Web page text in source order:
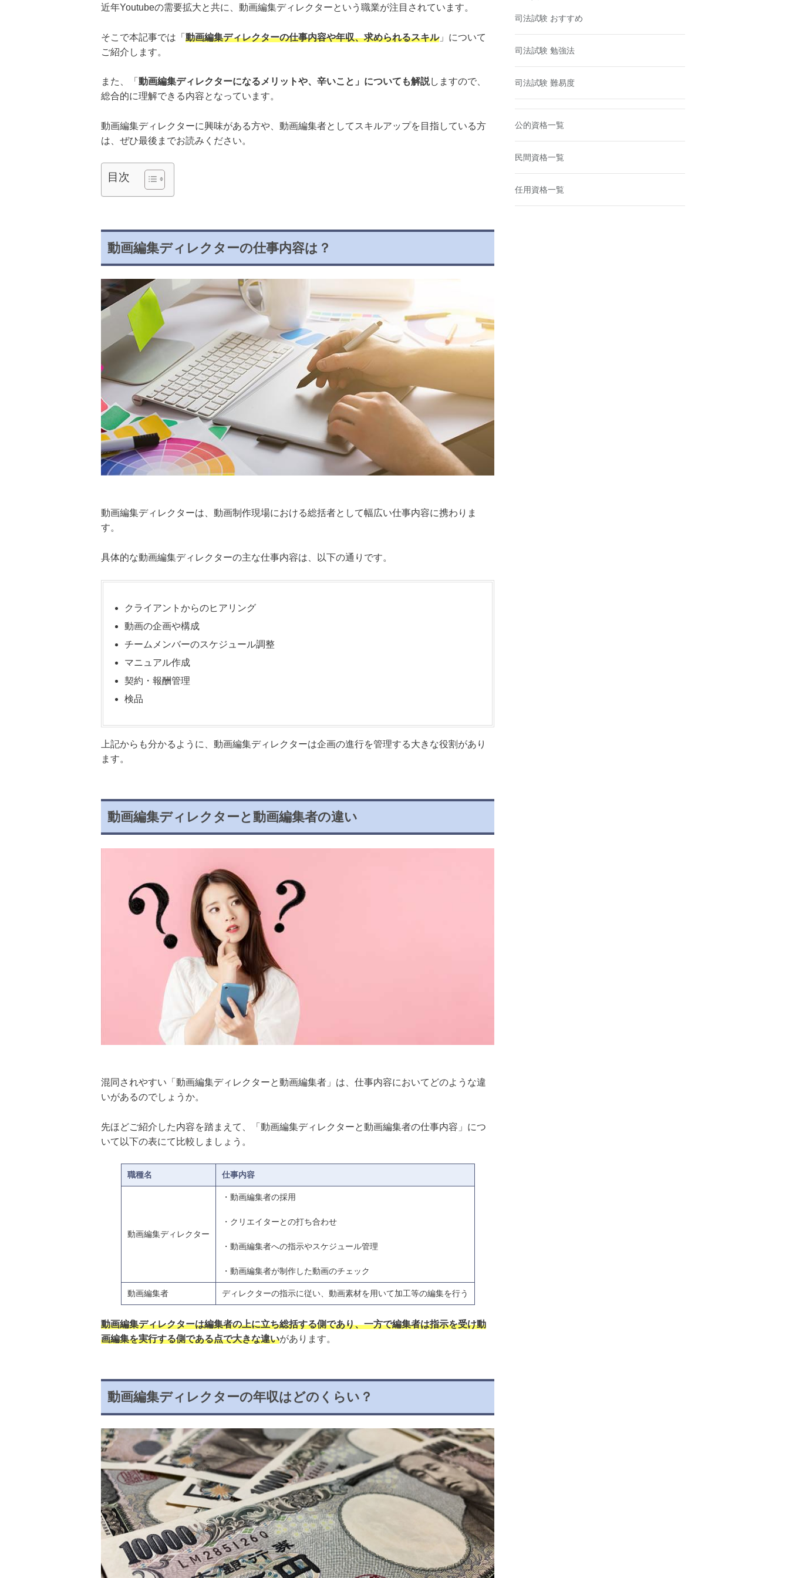
近年Youtubeの需要拡大と共に、動画編集ディレクターという職業が注目されています。
そこで本記事では「 動画編集ディレクターの仕事内容や年収、求められるスキル」について
ご紹介します。
また、「 動画編集ディレクターになるメリットや、辛いこと」についても解説しますので、
総合的に理解できる内容となっています。
動画編集ディレクターに興味がある方や、動画編集者としてスキルアップを目指している方
は、ぜひ最後までお読みください。
目次
動画編集ディレクターの仕事内容は？
動画編集ディレクターは、動画制作現場における総括者として幅広い仕事内容に携わりま
す。
具体的な動画編集ディレクターの主な仕事内容は、以下の通りです。
クライアントからのヒアリング
動画の企画や構成
チームメンバーのスケジュール調整
マニュアル作成
契約・報酬管理
検品
上記からも分かるように、動画編集ディレクターは企画の進行を管理する大きな役割があり
ます。
動画編集ディレクターと動画編集者の違い
混同されやすい「動画編集ディレクターと動画編集者」は、仕事内容においてどのような違
いがあるのでしょうか。
先ほどご紹介した内容を踏まえて、「動画編集ディレクターと動画編集者の仕事内容」につ
いて以下の表にて比較しましょう。
職種名 仕事内容
動画編集ディレクター
・動画編集者の採用
・クリエイターとの打ち合わせ
・動画編集者への指示やスケジュール管理
・動画編集者が制作した動画のチェック
動画編集者 ディレクターの指示に従い、動画素材を用いて加工等の編集を行う
動画編集ディレクターは編集者の上に立ち総括する側であり、一方で編集者は指示を受け動
画編集を実行する側である点で大きな違いがあります。
動画編集ディレクターの年収はどのくらい？
司法試験 おすすめ
司法試験 勉強法
司法試験 難易度
公的資格一覧
民間資格一覧
任用資格一覧